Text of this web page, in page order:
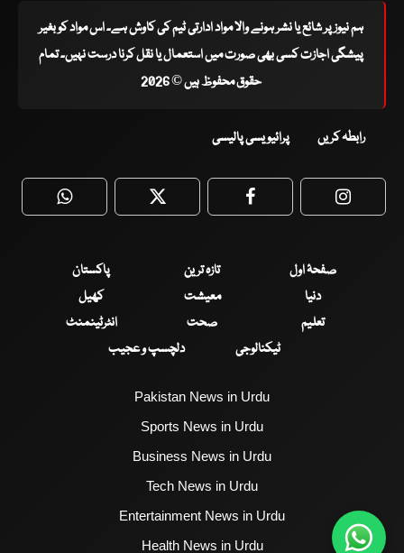
ہم نیوز پر شائع یا نشر ہونے والا مواد ادارتی ٹیم کی کاوش ہے۔ اس مواد کو بغیر
پیشگی اجازت کسی بھی صورت میں استعمال یا نقل کرنا درست نہیں۔ تمام
حقوق محفوظ ہیں © 2026
رابطہ کریں پرائیویسی پالیسی
WhatsApp Twitter Facebook
صفحۂ اول تازہ ترین
پاکستان
دنیا
معیشت
کھیل
تعلیم
صحت
انٹرٹینمنٹ
ٹیکنالوجی
دلچسپ و عجیب
Pakistan News in Urdu
Sports News in Urdu
Business News in Urdu
Tech News in Urdu
Entertainment News in Urdu
Health News in Urdu